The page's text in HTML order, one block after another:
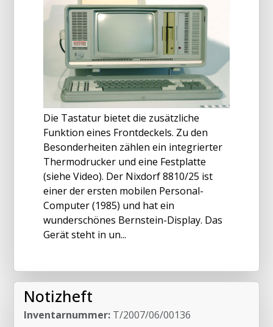
Die Tastatur bietet die zusätzliche
Funktion eines Frontdeckels. Zu den
Besonderheiten zählen ein integrierter
Thermodrucker und eine Festplatte
(siehe Video). Der Nixdorf 8810/25 ist
einer der ersten mobilen Personal-
Computer (1985) und hat ein
wunderschönes Bernstein-Display. Das
Gerät steht in un...
Notizheft
Inventarnummer: T/2007/06/00136